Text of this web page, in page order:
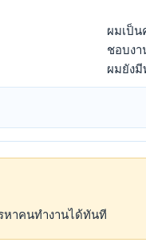
ผมเป็
ชอบงา
ผมยังมี
หาคนทำงานได้ทันที